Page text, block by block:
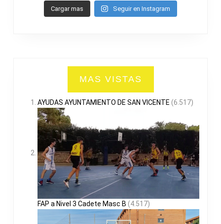
Cargar mas Seguir en Instagram
MAS VISTAS
AYUDAS AYUNTAMIENTO DE SAN VICENTE (6.517)
FAP a Nivel 3 Cadete Masc B (4.517)